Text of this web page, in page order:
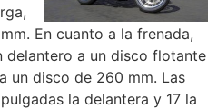
En cuanto a la frenada,
delantero a un disco flotante
un disco de 260 mm. Las
la delantera y 17 la